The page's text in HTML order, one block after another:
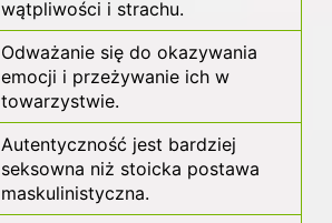
wątpliwości i strachu.
Odważanie się do okazywania
emocji i przeżywanie ich w
towarzystwie.
Autentyczność jest bardziej
seksowna niż stoicka postawa
maskulinistyczna.